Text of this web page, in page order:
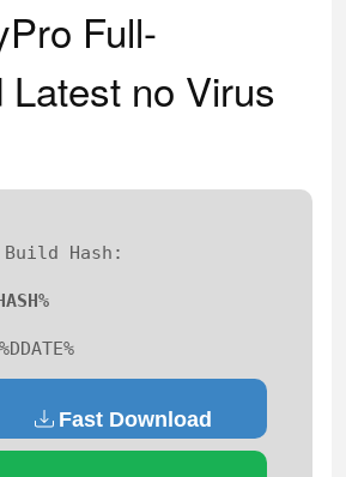
Full-
Latest no Virus
Build Hash:
Fast Download